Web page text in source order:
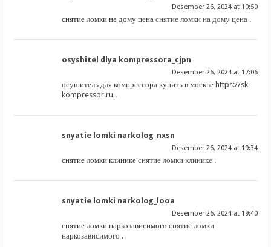
Desember 26, 2024 at 10:50
снятие ломки на дому ценаснятие ломки на дому цена .
osyshitel dlya kompressora_cjpn
Desember 26, 2024 at 17:06
осушитель для компрессора купить в москве https://sk-
kompressor.ru .
snyatie lomki narkolog_nxsn
Desember 26, 2024 at 19:34
снятие ломки клиникеснятие ломки клинике .
snyatie lomki narkolog_looa
Desember 26, 2024 at 19:40
снятие ломки наркозависимогоснятие ломки
наркозависимого .